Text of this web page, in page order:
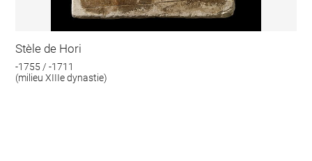
Stèle de Hori
-1755 / -1711
(milieu XIIIe dynastie)